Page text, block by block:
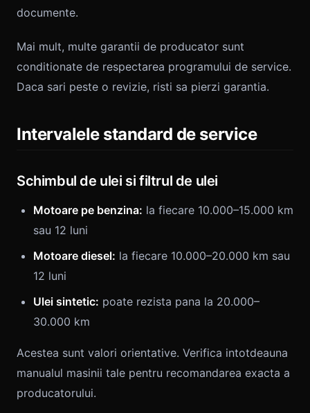
documente.
Mai mult, multe garantii de producator sunt
conditionate de respectarea programului de service.
Daca sari peste o revizie, risti sa pierzi garantia.
Intervalele standard de service
Schimbul de ulei si filtrul de ulei
Motoare pe benzina: la fiecare 10.000–15.000 km
sau 12 luni
Motoare diesel: la fiecare 10.000–20.000 km sau
12 luni
Ulei sintetic: poate rezista pana la 20.000–
30.000 km
Acestea sunt valori orientative. Verifica intotdeauna
manualul masinii tale pentru recomandarea exacta a
producatorului.